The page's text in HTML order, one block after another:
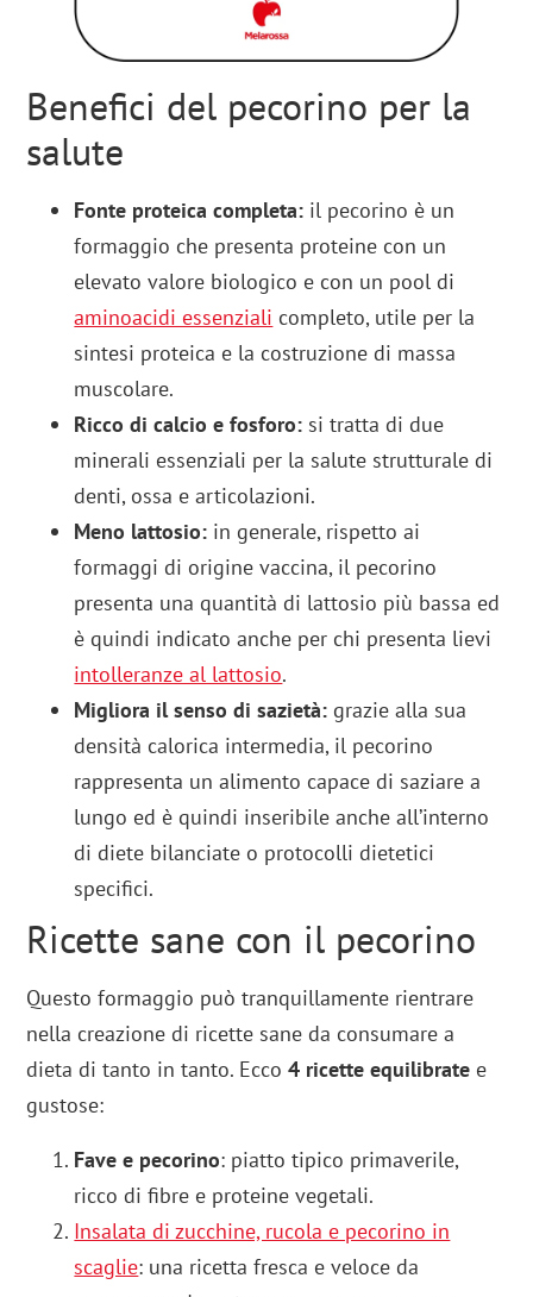
Benefici del pecorino per la
salute
Fonte proteica completa: il pecorino è un
formaggio che presenta proteine con un
elevato valore biologico e con un pool di
aminoacidi essenziali completo, utile per la
sintesi proteica e la costruzione di massa
muscolare.
Ricco di calcio e fosforo: si tratta di due
minerali essenziali per la salute strutturale di
denti, ossa e articolazioni.
Meno lattosio: in generale, rispetto ai
formaggi di origine vaccina, il pecorino
presenta una quantità di lattosio più bassa ed
è quindi indicato anche per chi presenta lievi
intolleranze al lattosio.
Migliora il senso di sazietà: grazie alla sua
densità calorica intermedia, il pecorino
rappresenta un alimento capace di saziare a
lungo ed è quindi inseribile anche all’interno
di diete bilanciate o protocolli dietetici
specifici.
Ricette sane con il pecorino
Questo formaggio può tranquillamente rientrare
nella creazione di ricette sane da consumare a
dieta di tanto in tanto. Ecco4 ricette equilibrate e
gustose:
Fave e pecorino: piatto tipico primaverile,
ricco di fibre e proteine vegetali.
Insalata di zucchine, rucola e pecorino in
scaglie: una ricetta fresca e veloce da